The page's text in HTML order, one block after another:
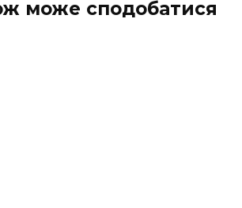
може сподобатися